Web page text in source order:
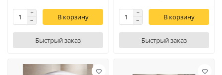
В корзину
Быстрый заказ
В корзину
Быстрый заказ